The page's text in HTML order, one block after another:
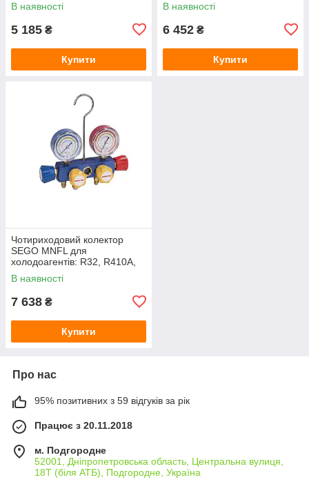
1500001403
В наявності
5 185 ₴
Купити
В наявності
6 452 ₴
Купити
Чотириходовий колектор
SEGO MNFL для
холодоагентів: R32, R410A,
5/16 SAE SUPER-EGO
1500002665
В наявності
7 638 ₴
Купити
Про нас
95% позитивних з 59 відгуків за рік
Працює з 20.11.2018
м. Подгородне
52001, Дніпропетровська область, Центральна вулиця,
18Т (біля АТБ), Подгородне, Україна